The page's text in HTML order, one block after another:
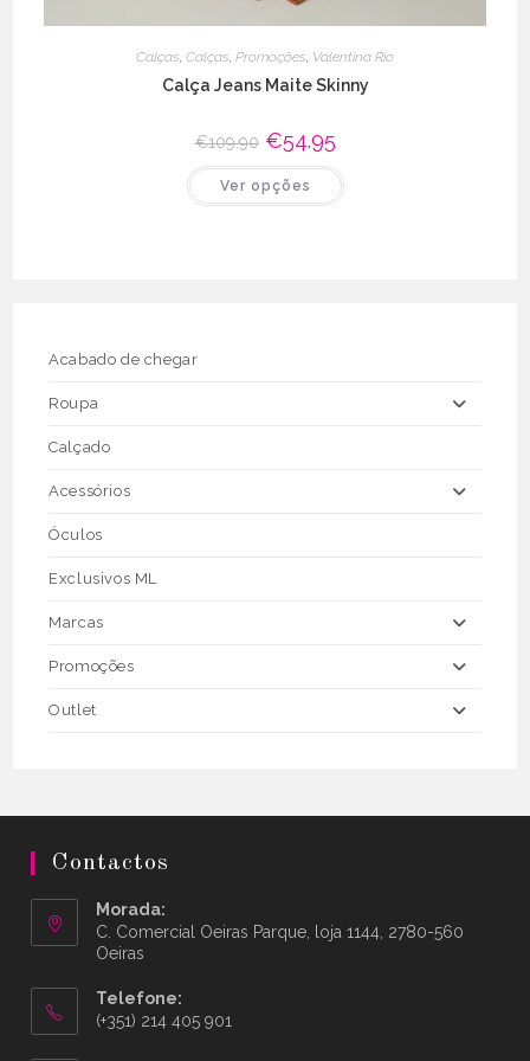
Calças, Calças, Promoções, Valentina Rio
Calça Jeans Maite Skinny
€109.90 O
preço
original
era:
€109.90.
€54.95O
preço
atual
€54.95.
Ver opções
product
Acabado de chegar
Roupa
Calçado
Acessórios
Óculos
Exclusivos ML
Marcas
Promoções
Outlet
Contactos
Morada:
C. Comercial Oeiras Parque, loja 1144, 2780-560
Oeiras
Telefone:
(+351) 214 405 901